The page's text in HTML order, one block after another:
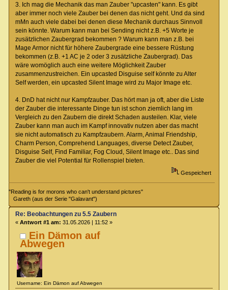
3. Ich mag die Mechanik das man Zauber "upcasten" kann. Es gibt
aber immer noch viele Zauber bei denen das nicht geht. Und da sind
mMn auch viele dabei bei denen diese Mechanik durchaus Sinnvoll
sein könnte. Warum kann man bei Sending nicht z.B. +5 Worte je
zusätzlichen Zaubergrad bekommen ? Warum kann man z.B. bei
Mage Armor nicht für höhere Zaubergrade eine bessere Rüstung
bekommen (z.B. +1 AC je 2 oder 3 zusätzliche Zaubergrad). Das
wäre womöglich auch eine weitere Möglichkeit Zauber
zusammenzustreichen. Ein upcasted Disguise self könnte zu Alter
Self werden, ein upcasted Silent Image wird zu Major Image etc.
4. DnD hat nicht nur Kampfzauber. Das hört man ja oft, aber die Liste
der Zauber die interessante Dinge tun ist schon ziemlich lang im
Vergleich zu den Zaubern die direkt Schaden austeilen. Klar, viele
Zauber kann man auch im Kampf innovativ nutzen aber das macht
sie nicht automatisch zu Kampfzaubern. Alarm, Animal Friendship,
Charm Person, Comprehend Languages, diverse Detect Zauber,
Disguise Self, Find Familiar, Fog Cloud, Silent Image etc.. Das sind
Zauber die viel Potential für Rollenspiel bieten.
Gespeichert
"Reading is for morons who can't understand pictures"
Gareth (aus der Serie "Galavant")
Ein Dämon auf
Abwegen
Username: Ein Dämon auf Abwegen
Re: Beobachtungen zu 5.5 Zaubern
« Antwort #1 am: 31.05.2026 | 11:52 »